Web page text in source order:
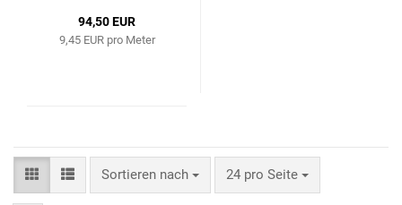
94,50 EUR
9,45 EUR pro Meter
Sortieren nach 24 pro Seite